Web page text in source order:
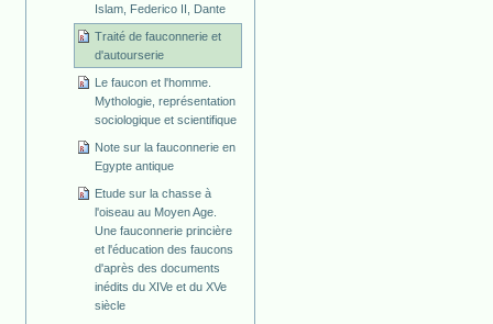
Islam, Federico II, Dante
Traité de fauconnerie et
d'autourserie
Le faucon et l'homme.
Mythologie, représentation
sociologique et scientifique
Note sur la fauconnerie en
Egypte antique
Etude sur la chasse à
l'oiseau au Moyen Age.
Une fauconnerie princière
et l'éducation des faucons
d'après des documents
inédits du XIVe et du XVe
siècle